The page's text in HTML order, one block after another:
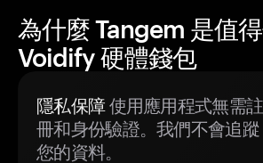
為什麼 Tangem 是值
Voidify 硬體錢包
隱私保障使用應用程式無需註
冊和身份驗證。我們不會追蹤
您的資料。